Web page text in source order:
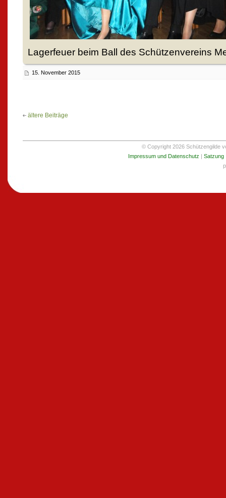
Lagerfeuer beim Ball des Schützenvereins
15. November 2015
ältere Beiträge
© Copyright 2026 Schützengilde
Impressum und Datenschutz | Satzung